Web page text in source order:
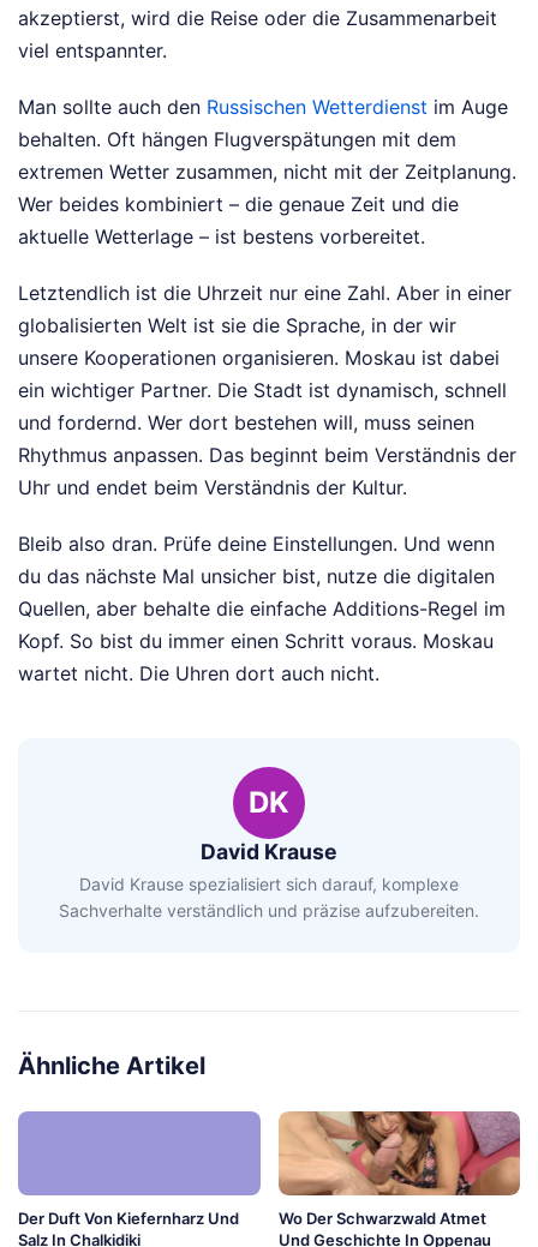
akzeptierst, wird die Reise oder die Zusammenarbeit
viel entspannter.
Man sollte auch den Russischen Wetterdienst im Auge
behalten. Oft hängen Flugverspätungen mit dem
extremen Wetter zusammen, nicht mit der Zeitplanung.
Wer beides kombiniert – die genaue Zeit und die
aktuelle Wetterlage – ist bestens vorbereitet.
Letztendlich ist die Uhrzeit nur eine Zahl. Aber in einer
globalisierten Welt ist sie die Sprache, in der wir
unsere Kooperationen organisieren. Moskau ist dabei
ein wichtiger Partner. Die Stadt ist dynamisch, schnell
und fordernd. Wer dort bestehen will, muss seinen
Rhythmus anpassen. Das beginnt beim Verständnis der
Uhr und endet beim Verständnis der Kultur.
Bleib also dran. Prüfe deine Einstellungen. Und wenn
du das nächste Mal unsicher bist, nutze die digitalen
Quellen, aber behalte die einfache Additions-Regel im
Kopf. So bist du immer einen Schritt voraus. Moskau
wartet nicht. Die Uhren dort auch nicht.
DK
David Krause
David Krause spezialisiert sich darauf, komplexe
Sachverhalte verständlich und präzise aufzubereiten.
Ähnliche Artikel
Der Duft Von Kiefernharz Und
Salz In Chalkidiki
Wo Der Schwarzwald Atmet
Und Geschichte In Oppenau